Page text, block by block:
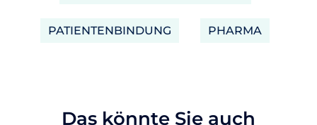
PATIENTENBINDUNG PHARMA
Das könnte Sie auch